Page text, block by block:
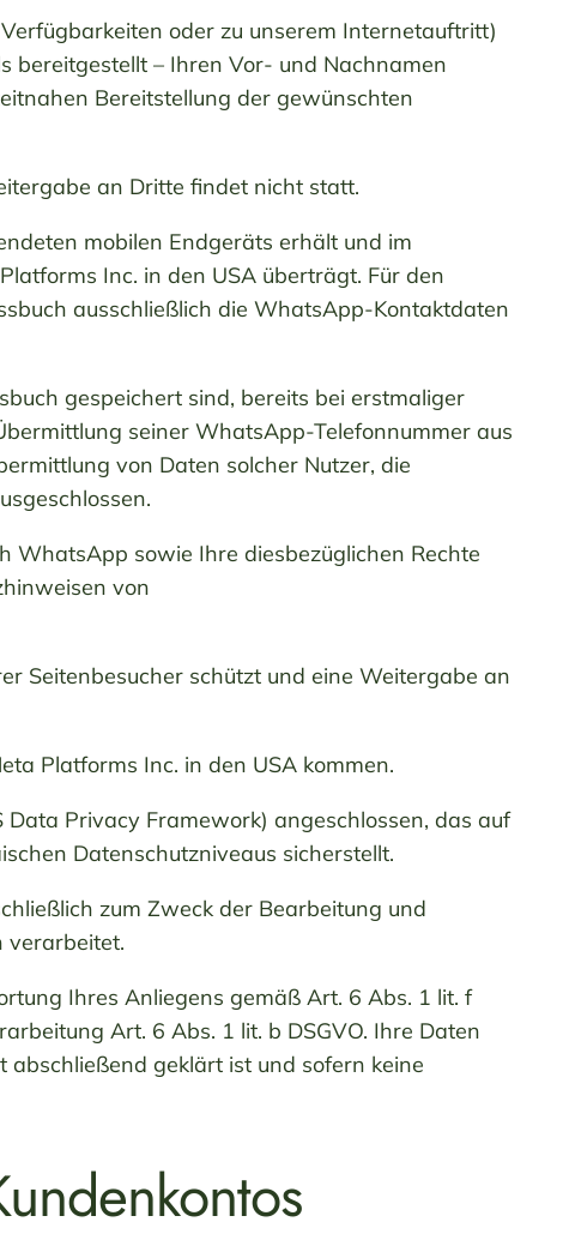
oder zu unserem Internetauftritt)
bereitgestellt – Ihren Vor- und Nachnamen
Bereitstellung der gewünschten
an Dritte findet nicht statt.
mobilen Endgeräts erhält und im
Inc. in den USA überträgt. Für den
ausschließlich die WhatsApp-Kontaktdaten
gespeichert sind, bereits bei erstmaliger
seiner WhatsApp-Telefonnummer aus
von Daten solcher Nutzer, die
sowie Ihre diesbezüglichen Rechte
von
Seitenbesucher schützt und eine Weitergabe an
Platforms Inc. in den USA kommen.
Privacy Framework) angeschlossen, das auf
Datenschutzniveaus sicherstellt.
zum Zweck der Bearbeitung und
verarbeitet.
Ihres Anliegens gemäß Art. 6 Abs. 1 lit. f
Art. 6 Abs. 1 lit. b DSGVO. Ihre Daten
geklärt ist und sofern keine